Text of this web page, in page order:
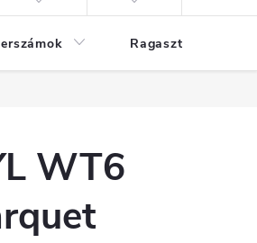
Ragasztók
WT6